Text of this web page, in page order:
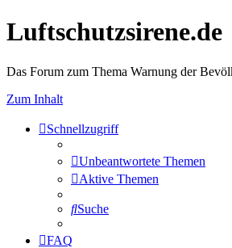
Luftschutzsirene.de
Das Forum zum Thema Warnung der
Zum Inhalt
Schnellzugriff
Unbeantwortete Themen
Aktive Themen
Suche
FAQ